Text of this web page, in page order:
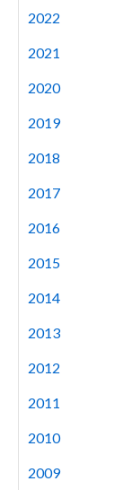
2022
2021
2020
2019
2018
2017
2016
2015
2014
2013
2012
2011
2010
2009